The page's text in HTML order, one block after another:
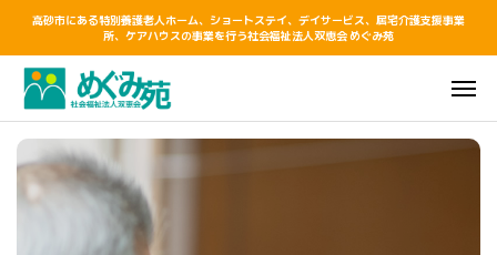
高砂市にある特別養護老人ホーム、ショートステイ、デイサービス、居宅介護支援事業
所、ケアハウスの事業を行う社会福祉法人双恵会 めぐみ苑